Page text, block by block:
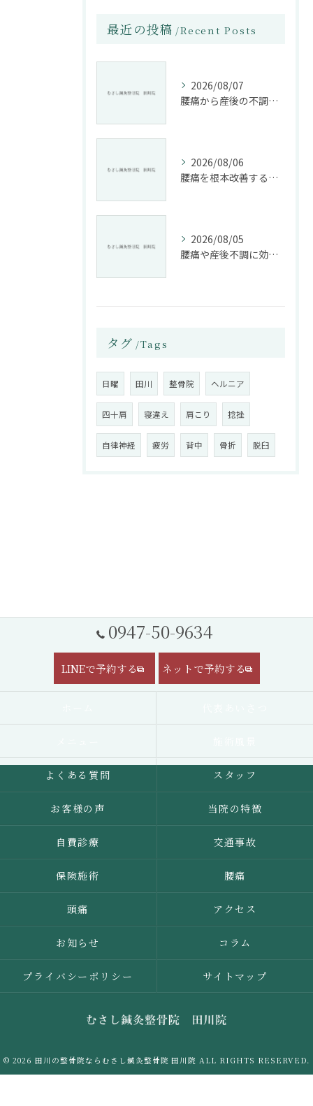
最近の投稿 Recent Posts
2026/08/07
腰痛から産後の不調まで整骨院で根本改善する方法
2026/08/06
腰痛を根本改善する整骨院の施術とアドバイスの重要性
2026/08/05
腰痛や産後不調に効く整骨院の施術と姿勢改善法
タグ Tags
日曜 田川 整骨院 ヘルニア
四十肩 寝違え 肩こり 捻挫
自律神経 疲労 背中 骨折 脱臼
0947-50-9634
LINEで予約する ネットで予約する
よくある質問 スタッフ
お客様の声 当院の特徴
自費診療 交通事故
保険施術 腰痛
頭痛 アクセス
お知らせ コラム
プライバシーポリシー サイトマップ
© 2026 田川の整骨院ならむさし鍼灸整骨院 田川院 ALL RIGHTS RESERVED.